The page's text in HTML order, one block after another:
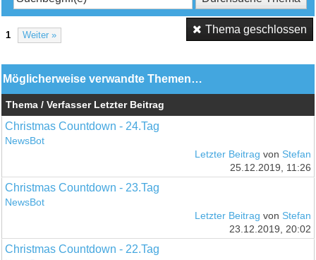
1 Weiter » Thema geschlossen
Möglicherweise verwandte Themen…
Thema / Verfasser Letzter Beitrag
Christmas Countdown - 24.Tag
NewsBot
Letzter Beitrag von Stefan
25.12.2019, 11:26
Christmas Countdown - 23.Tag
NewsBot
Letzter Beitrag von Stefan
23.12.2019, 20:02
Christmas Countdown - 22.Tag